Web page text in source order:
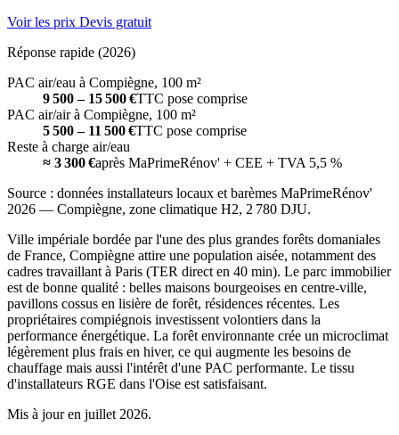
Voir les prix Devis gratuit
Réponse rapide (2026)
PAC air/eau à Compiègne, 100 m²
9 500 – 15 500 €TTC pose comprise
PAC air/air à Compiègne, 100 m²
5 500 – 11 500 €TTC pose comprise
Reste à charge air/eau
≈ 3 300 €après MaPrimeRénov' + CEE + TVA 5,5 %
Source : données installateurs locaux et barèmes MaPrimeRénov'
2026 — Compiègne, zone climatique H2, 2 780 DJU.
Ville impériale bordée par l'une des plus grandes forêts domaniales
de France, Compiègne attire une population aisée, notamment des
cadres travaillant à Paris (TER direct en 40 min). Le parc immobilier
est de bonne qualité : belles maisons bourgeoises en centre-ville,
pavillons cossus en lisière de forêt, résidences récentes. Les
propriétaires compiégnois investissent volontiers dans la
performance énergétique. La forêt environnante crée un microclimat
légèrement plus frais en hiver, ce qui augmente les besoins de
chauffage mais aussi l'intérêt d'une PAC performante. Le tissu
d'installateurs RGE dans l'Oise est satisfaisant.
Mis à jour en juillet 2026.